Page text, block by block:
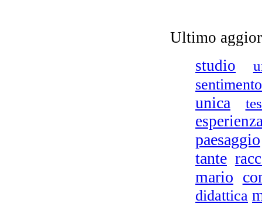
-
Ultimo
studio
sentimento
unica
paesaggio
tante
mario
didattica